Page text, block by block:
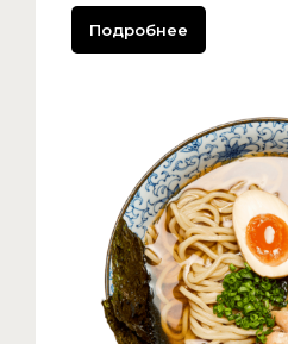
Подробнее